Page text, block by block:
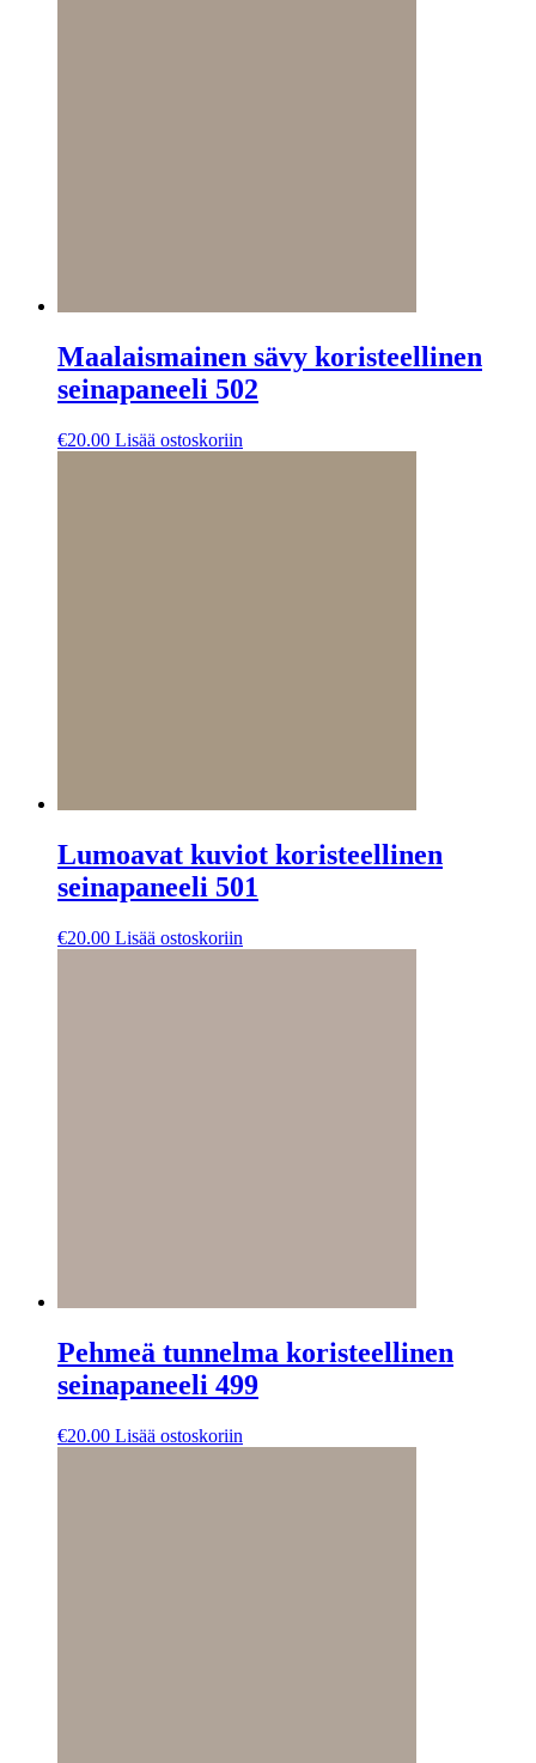
Maalaismainen sävy koristeellinen
seinapaneeli 502
€20.00 Lisää ostoskoriin
Lumoavat kuviot koristeellinen
seinapaneeli 501
€20.00 Lisää ostoskoriin
Pehmeä tunnelma koristeellinen
seinapaneeli 499
€20.00 Lisää ostoskoriin